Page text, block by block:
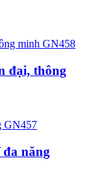
đại, thông
năng